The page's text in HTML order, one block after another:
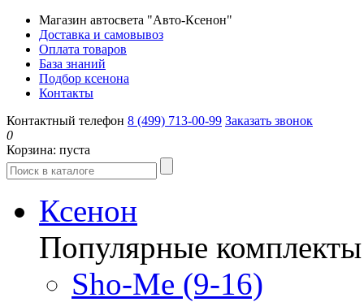
Магазин автосвета "Авто-Ксенон"
Доставка и самовывоз
Оплата товаров
База знаний
Подбор ксенона
Контакты
Контактный телефон 8 (499) 713-00-99 Заказать звонок
0
Корзина: пуста
Ксенон
Популярные комплекты
Sho-Me (9-16)